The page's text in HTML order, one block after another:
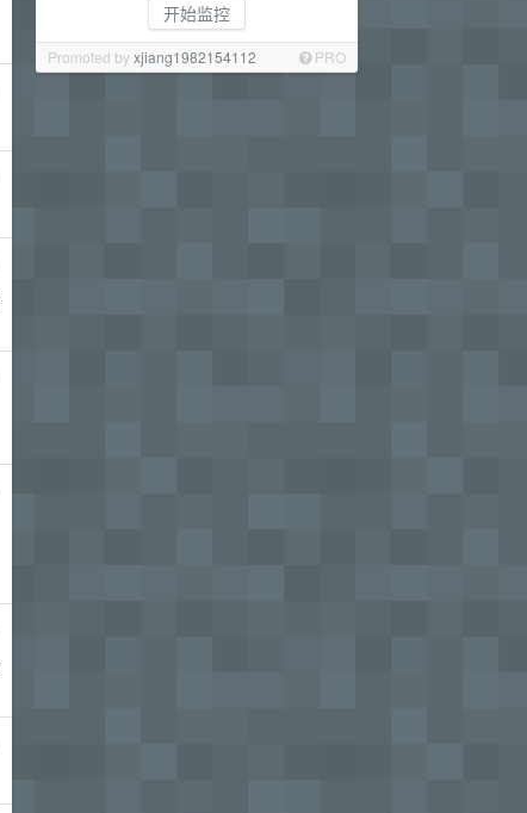
开始监控
Promoted byxjiang1982154112 PRO